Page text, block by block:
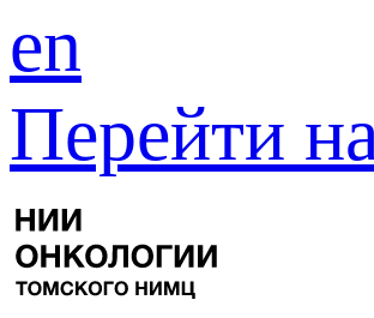
en
Перейти